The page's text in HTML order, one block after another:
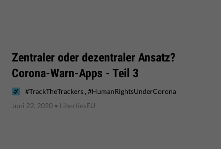
Zentraler oder dezentraler Ansatz?
Corona-Warn-Apps - Teil 3
#TrackTheTrackers ,#HumanRightsUnderCorona
Juni 22, 2020 • LibertiesEU